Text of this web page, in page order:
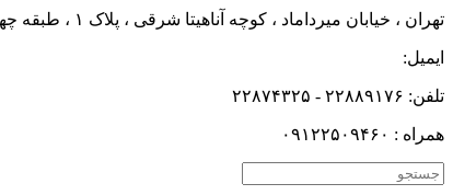
تهران ، خیابان میرداماد ، کوچه آناهیتا شرقی ، پلاک ۱ ، طبقه چهارم
ایمیل:
تلفن: ۲۲۸۸۹۱۷۶ - ۲۲۸۷۴۳۲۵
همراه : ۰۹۱۲۲۵۰۹۴۶۰